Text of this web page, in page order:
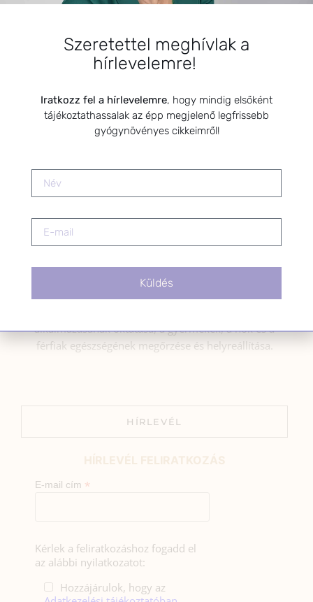
SZARVAS NIKI
Sziasztok! Szarvas Niki vagyok, a HerbClinic alapítója,
alkalmazásának oktatása, a gyermekek, a nők és a
férfiak egészségének megőrzése és helyreállítása.
HÍRLEVÉL
E-mail cím *
Kérlek a feliratkozáshoz fogadd el
az alábbi nyilatkozatot:
Hozzájárulok, hogy az
Szeretettel meghívlak a
hírlevelemre!
Iratkozz fel a hírlevelemre, hogy mindig elsőként
tájékoztathassalak az épp megjelenő legfrissebb
gyógynövényes cikkeimről!
Küldés